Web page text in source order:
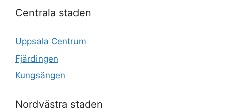
Centrala staden
Uppsala Centrum
Fjärdingen
Kungsängen
Nordvästra staden